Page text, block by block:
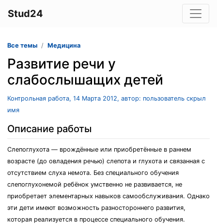
Stud24
Все темы Медицина
Развитие речи у
слабослышащих детей
Контрольная работа, 14 Марта 2012, автор: пользователь скрыл
имя
Описание работы
Слепоглухота — врождённые или приобретённые в раннем
возрасте (до овладения речью) слепота и глухота и связанная с
отсутствием слуха немота. Без специального обучения
слепоглухонемой ребёнок умственно не развивается, не
приобретает элементарных навыков самообслуживания. Однако
эти дети имеют возможность разностороннего развития,
которая реализуется в процессе специального обучения.